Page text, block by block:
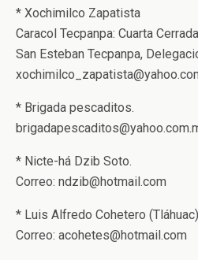
* Xochimilco Zapatista
Caracol Tecpanpa: Cuarta
San Esteban Tecpanpa,
* Brigada pescaditos.
* Nicte-há Dzib Soto.
Correo: ndzib@hotmail.com
* Luis Alfredo Cohetero
Correo: acohetes@hotmail.com